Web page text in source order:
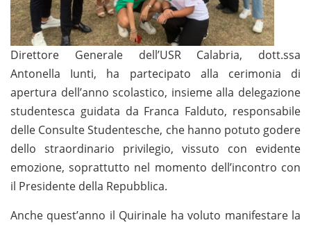
Direttore Generale dell’USR Calabria, dott.ssa
Antonella Iunti, ha partecipato alla cerimonia di
apertura dell’anno scolastico, insieme alla delegazione
studentesca guidata da Franca Falduto, responsabile
delle Consulte Studentesche, che hanno potuto godere
dello straordinario privilegio, vissuto con evidente
emozione, soprattutto nel momento dell’incontro con
il Presidente della Repubblica.
Anche quest’anno il Quirinale ha voluto manifestare la